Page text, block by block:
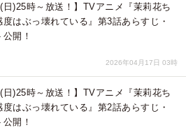
(日)25時～放送！】TVアニメ『茉莉花ち
度はぶっ壊れている』第3話あらすじ・
開！
2026年04月17日 03時
(日)25時～放送！】TVアニメ『茉莉花ち
度はぶっ壊れている』第2話あらすじ・
開！